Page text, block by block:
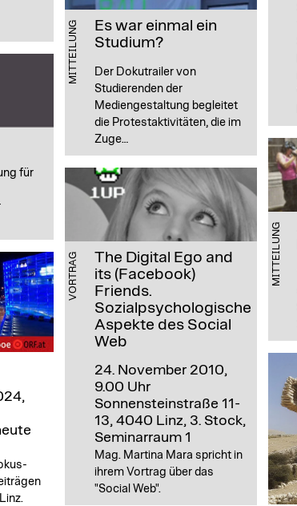
MITTEILUNG
Es war einmal ein
Studium?
Der Dokutrailer von
Studierenden der
Mediengestaltung begleitet
die Protestaktivitäten, die im
Zuge…
für
MITTEILUNG
VORTRAG
The Digital Ego and
its (Facebook)
Friends.
Sozialpsychologische
Aspekte des Social
Web
24. November 2010,
9.00 Uhr
Sonnensteinstraße 11-
13, 4040 Linz, 3. Stock,
Seminarraum 1
Mag. Martina Mara spricht in
ihrem Vortrag über das
"Social Web".